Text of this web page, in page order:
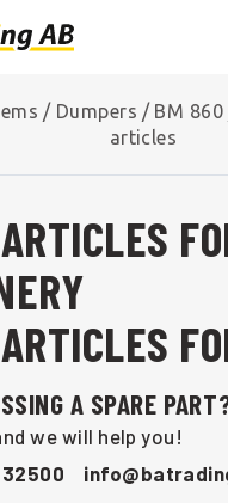
/ Dumpers / BM 860
articles
A SPARE
we will help you!